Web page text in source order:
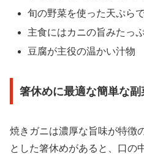
旬の野菜を使った天ぷら
主食にはカニの旨みたっ
豆腐が主役の温かい汁物
箸休めに最適な簡単な副
焼きガニは濃厚な旨味が特徴
とした箸休めがあると、口の